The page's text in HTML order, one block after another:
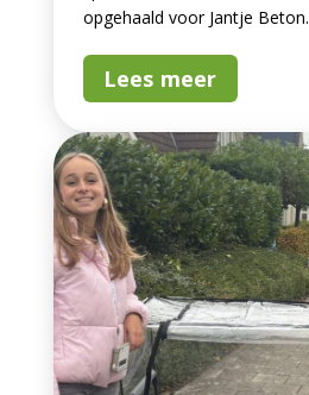
opgehaald voor Jantje Beton.
Lees meer